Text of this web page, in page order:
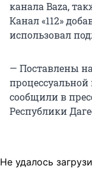
канала Baza,
Канал «112»
использовал
— Поставлены
сообщили в
Республики
Не удалось